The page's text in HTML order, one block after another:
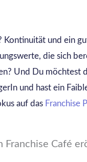
und ein
die sich
Und Du
und hast ein
auf das Franchise
Café